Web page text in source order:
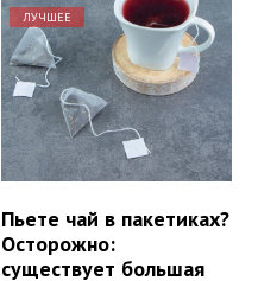
ЛУЧШЕЕ
Пьете чай в пакетиках?
Осторожно:
существует большая